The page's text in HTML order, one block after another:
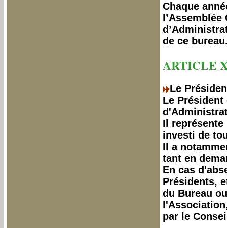
Chaque
de ce
ARTICLE
Le
Le
Il
investi de
Il a
tant en
En cas
Présidents,
du Bureau
par le